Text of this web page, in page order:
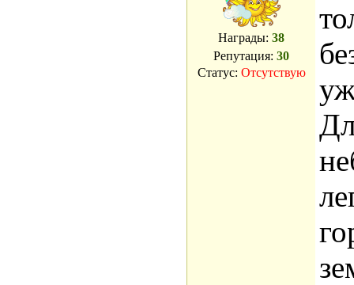
Награды: 38
Репутация: 30
Статус: Отсутствую